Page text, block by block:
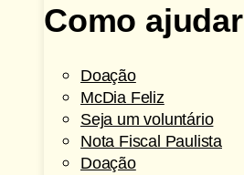
Como ajudar
Doação
McDia Feliz
Seja um voluntário
Nota Fiscal Paulista
Doação